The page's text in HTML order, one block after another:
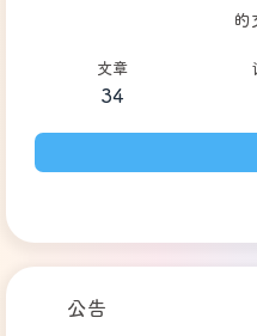
的
文章
34
公告